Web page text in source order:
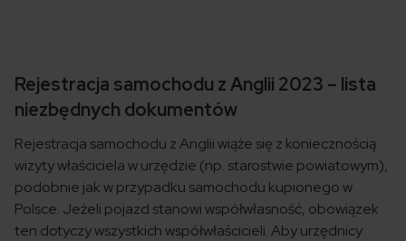
Rejestracja samochodu z Anglii 2023 – lista
niezbędnych dokumentów
Rejestracja samochodu z Anglii wiąże się z koniecznością
wizyty właściciela w urzędzie (np. starostwie powiatowym),
podobnie jak w przypadku samochodu kupionego w
Polsce. Jeżeli pojazd stanowi współwłasność, obowiązek
ten dotyczy wszystkich współwłaścicieli. Aby urzędnicy